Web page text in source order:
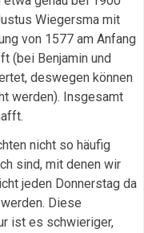
Wiegersma mit
von 1577 am Anfang
(bei Benjamin und
deswegen können
werden). Insgesamt
nicht so häufig
sind, mit denen wir
jeden Donnerstag da
Diese
ist es schwieriger,